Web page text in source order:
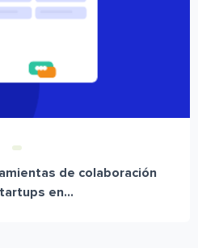
de colaboración
en...